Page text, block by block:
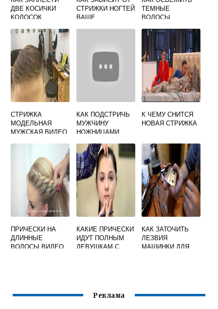
ДВЕ КОСИЧКИ
КОЛОСОК
СТРИЖКИ НОГТЕЙ
ВАШЕ
ТЕМНЫЕ
ВОЛОСЫ
СТРИЖКА
МОДЕЛЬНАЯ
МУЖСКАЯ ВИДЕО
КАК ПОДСТРИЧЬ
МУЖЧИНУ
НОЖНИЦАМИ
К ЧЕМУ СНИТСЯ
НОВАЯ СТРИЖКА
ПРИЧЕСКИ НА
ДЛИННЫЕ
ВОЛОСЫ ВИДЕО
КАКИЕ ПРИЧЕСКИ
ИДУТ ПОЛНЫМ
ДЕВУШКАМ С
КАК ЗАТОЧИТЬ
ЛЕЗВИЯ
МАШИНКИ ДЛЯ
Реклама